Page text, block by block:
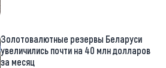
Золотовалютные резервы Беларуси
увеличились почти на 40 млн долларов
за месяц